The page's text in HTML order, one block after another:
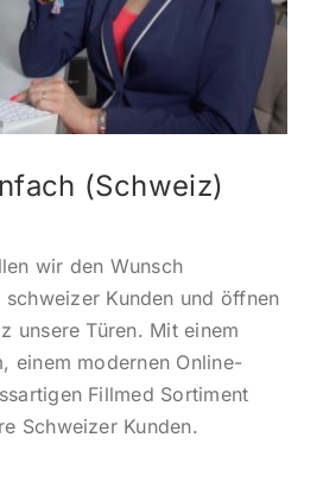
(Schweiz)
wir den Wunsch
schweizer Kunden und öffnen
unsere Türen. Mit einem
einem modernen Online-
Fillmed Sortiment
Schweizer Kunden.